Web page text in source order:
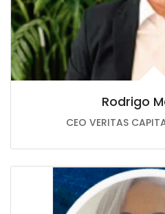
Rodrigo
CEO VERITAS